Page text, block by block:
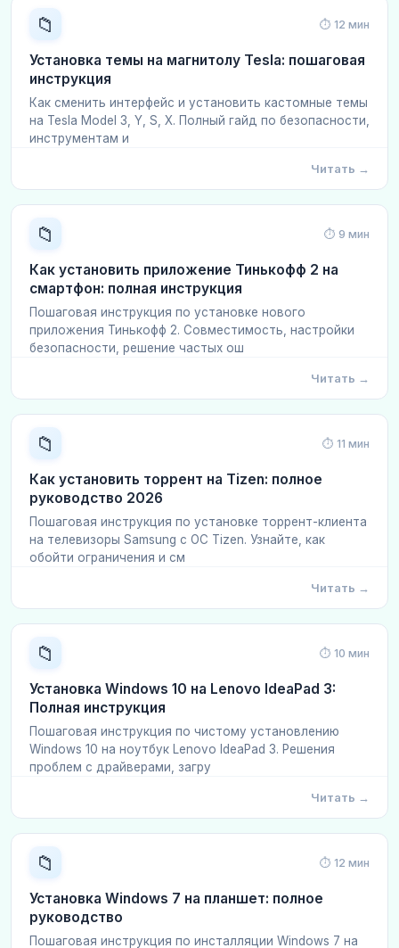
📁 ⏱ 12 мин
Установка темы на магнитолу Tesla: пошаговая
инструкция
Как сменить интерфейс и установить кастомные темы
на Tesla Model 3, Y, S, X. Полный гайд по безопасности,
инструментам и
Читать →
📁 ⏱ 9 мин
Как установить приложение Тинькофф 2 на
смартфон: полная инструкция
Пошаговая инструкция по установке нового
приложения Тинькофф 2. Совместимость, настройки
безопасности, решение частых ош
Читать →
📁 ⏱ 11 мин
Как установить торрент на Tizen: полное
руководство 2026
Пошаговая инструкция по установке торрент-клиента
на телевизоры Samsung с ОС Tizen. Узнайте, как
обойти ограничения и см
Читать →
📁 ⏱ 10 мин
Установка Windows 10 на Lenovo IdeaPad 3:
Полная инструкция
Пошаговая инструкция по чистому установлению
Windows 10 на ноутбук Lenovo IdeaPad 3. Решения
проблем с драйверами, загру
Читать →
📁 ⏱ 12 мин
Установка Windows 7 на планшет: полное
руководство
Пошаговая инструкция по инсталляции Windows 7 на